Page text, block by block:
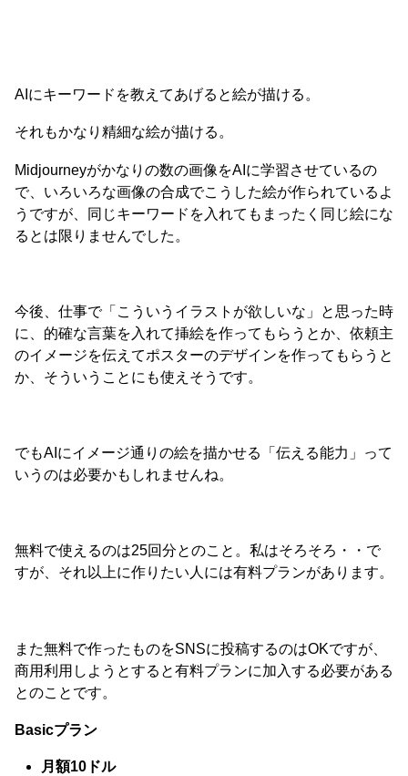
AIにキーワードを教えてあげると絵が描ける。
それもかなり精細な絵が描ける。
Midjourneyがかなりの数の画像をAIに学習させているの
で、いろいろな画像の合成でこうした絵が作られているよ
うですが、同じキーワードを入れてもまったく同じ絵にな
るとは限りませんでした。
今後、仕事で「こういうイラストが欲しいな」と思った時
に、的確な言葉を入れて挿絵を作ってもらうとか、依頼主
のイメージを伝えてポスターのデザインを作ってもらうと
か、そういうことにも使えそうです。
でもAIにイメージ通りの絵を描かせる「伝える能力」って
いうのは必要かもしれませんね。
無料で使えるのは25回分とのこと。私はそろそろ・・で
すが、それ以上に作りたい人には有料プランがあります。
また無料で作ったものをSNSに投稿するのはOKですが、
商用利用しようとすると有料プランに加入する必要がある
とのことです。
Basicプラン
月額10ドル